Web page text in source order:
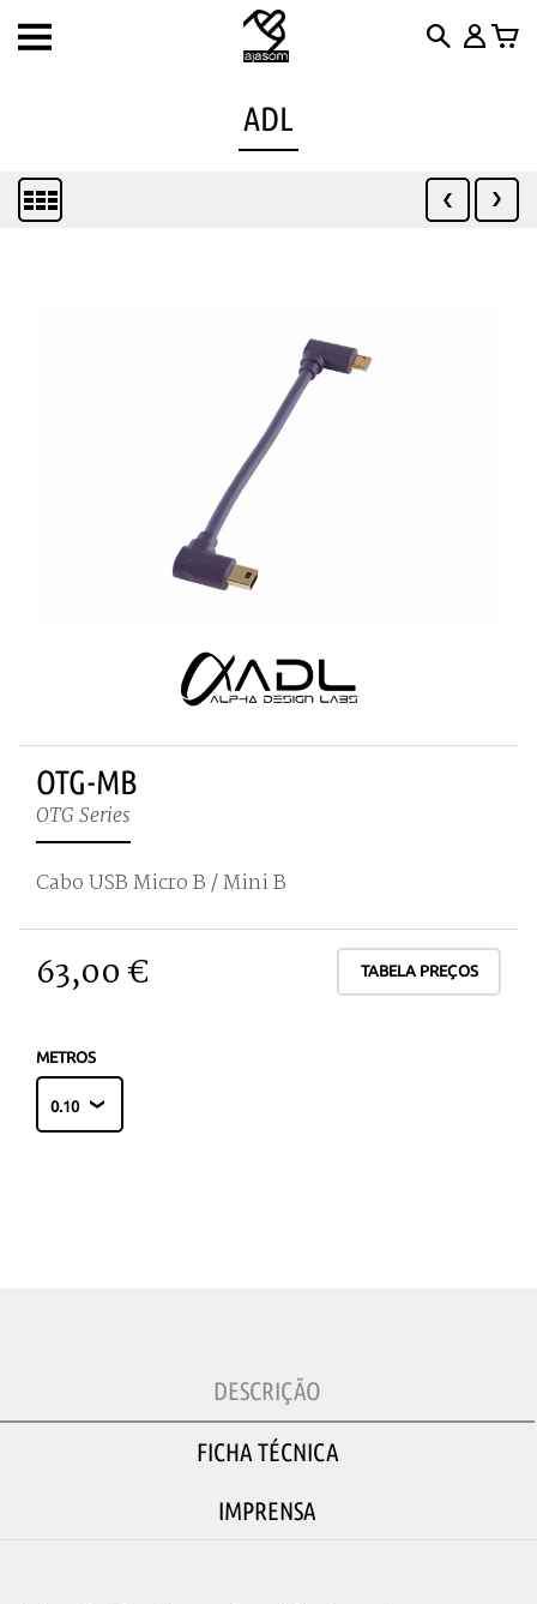
Toggle
ADL
OTG-MB
OTG Series
Cabo USB Micro B / Mini B
63,00 € TABELA PREÇOS
METROS
DESCRIÇÃO
FICHA TÉCNICA
IMPRENSA